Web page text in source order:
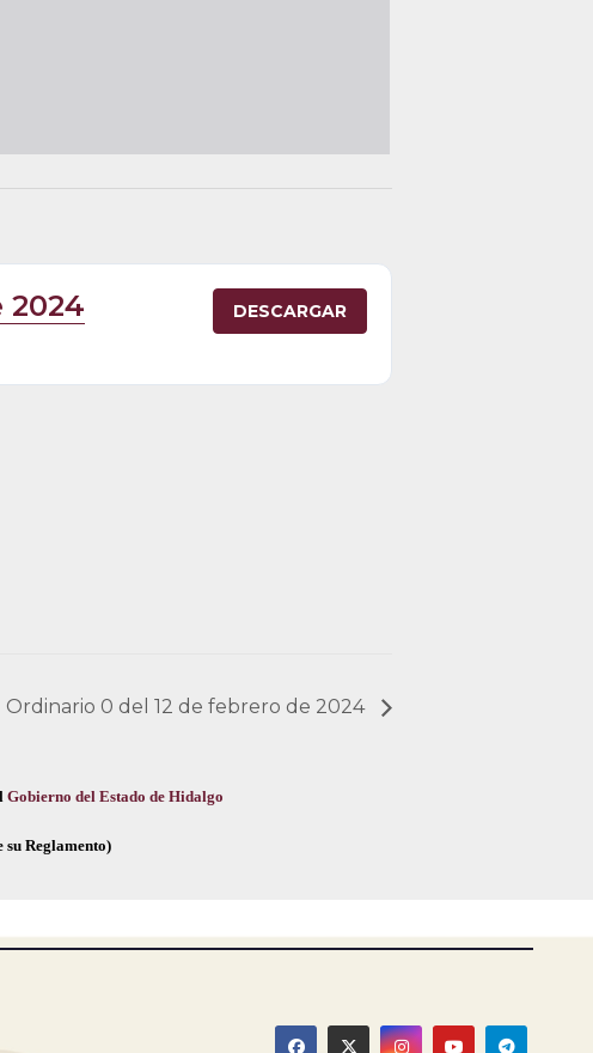
2024 DESCARGAR
Ordinario 0 del 12 de febrero de 2024
Gobierno del Estado de Hidalgo
Reglamento)